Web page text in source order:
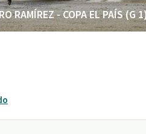
RAMÍREZ - COPA EL PAÍS (G